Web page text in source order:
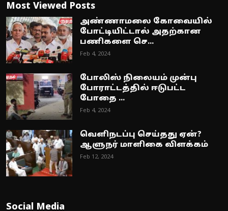
Most Viewed Posts
அண்ணாமலை கோவையில்
போட்டியிட்டால் அதற்கான
பணிகளை செ...
Feb 4, 2024
போலிஸ் நிலையம் முன்பு
போராட்டத்தில் ஈடுபட்ட
போதை ...
Feb 4, 2024
வெளிநடப்பு செய்தது ஏன்?
ஆளுநர் மாளிகை விளக்கம்
Feb 12, 2024
Social Media